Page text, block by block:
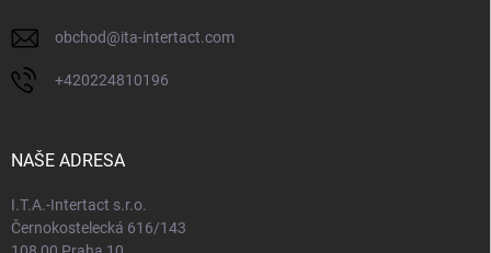
obchod@ita-intertact.com
+420224810196
NAŠE ADRESA
I.T.A.-Intertact s.r.o.
Černokostelecká 616/143